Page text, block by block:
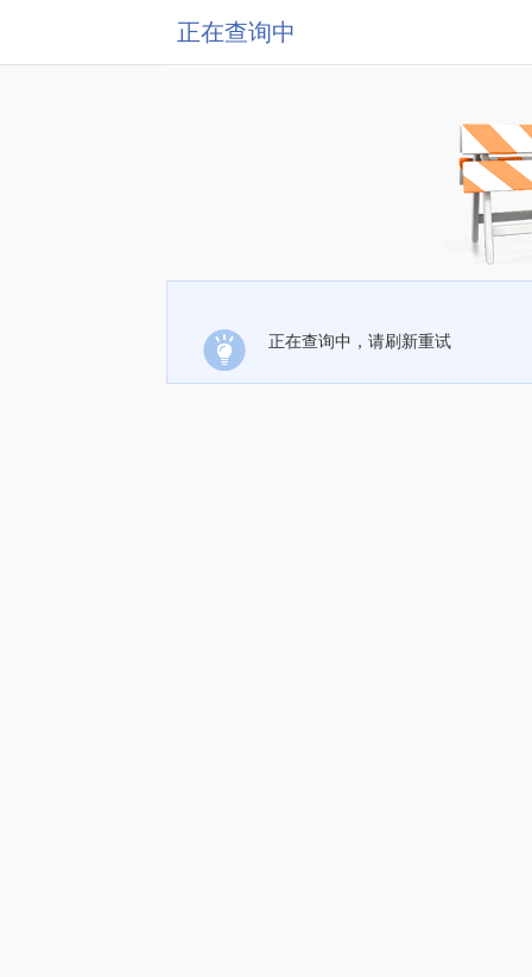
正在查询中
正在查询中，请刷新重试